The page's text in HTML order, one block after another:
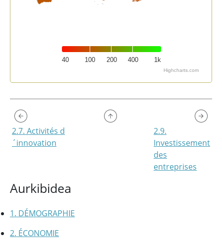
Aurkibidea
1. DÉMOGRAPHIE
2. ÉCONOMIE
40 100 200 400 1k
Highcharts.com
2.7. Activités d
´innovation
2.9.
Investissement
des
entreprises